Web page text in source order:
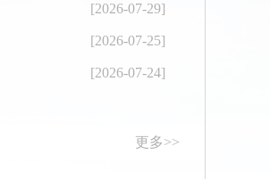
[2026-07-29]
[2026-07-25]
[2026-07-24]
更多>>